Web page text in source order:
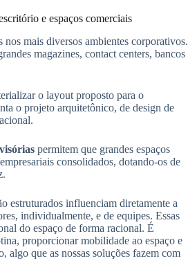
e espaços comerciais
nos mais diversos ambientes corporativos.
magazines, contact centers, bancos
o layout proposto para o
o projeto arquitetônico, de design de
permitem que grandes espaços
consolidados, dotando-os de
estruturados influenciam diretamente a
individualmente, e de equipes. Essas
do espaço de forma racional. É
proporcionar mobilidade ao espaço e
algo que as nossas soluções fazem com